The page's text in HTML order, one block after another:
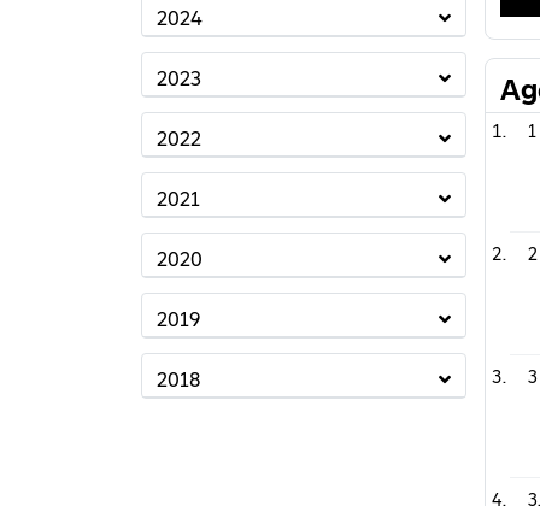
2024
2023
2022
2021
2020
2019
2018
1
2
3